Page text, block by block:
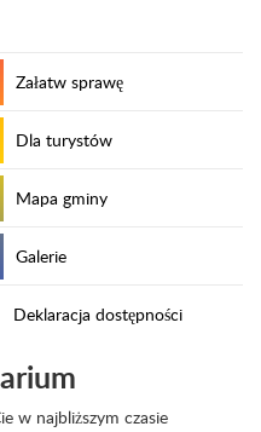
Załatw sprawę
Dla turystów
Mapa gminy
Galerie
Deklaracja dostępności
w najbliższym czasie